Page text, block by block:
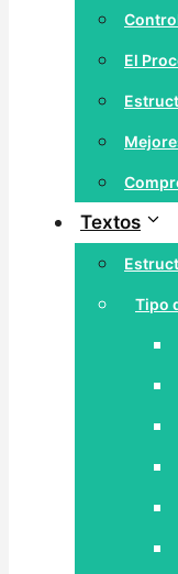
El
Textos
Tipo